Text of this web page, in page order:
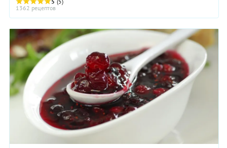
есть брезеруют продукты в соусе или ...
1362 рецептов